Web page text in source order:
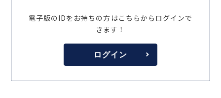
電子版のIDをお持ちの方はこちらからログインで
きます！
ログイン